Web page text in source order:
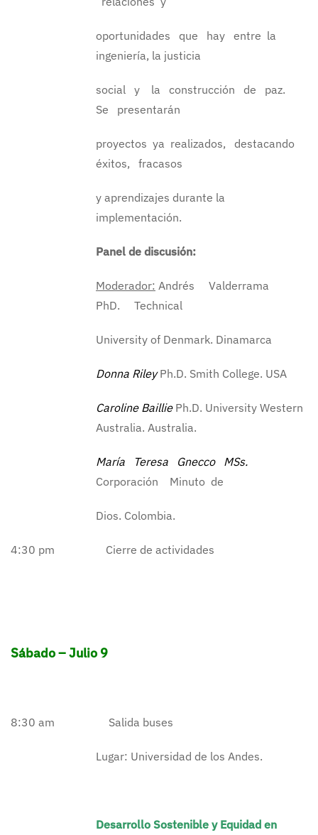
oportunidades que hay entre la
ingeniería, la justicia
social y la construcción de paz.
Se presentarán
proyectos ya realizados, destacando
éxitos, fracasos
y aprendizajes durante la
implementación.
Panel de discusión:
Moderador: Andrés Valderrama
PhD. Technical
University of Denmark. Dinamarca
Donna RileyPh.D. Smith College. USA
Caroline BailliePh.D. University Western
Australia. Australia.
María Teresa Gnecco MSs.
Corporación Minuto de
Dios. Colombia.
4:30 pm Cierre de actividades
Sábado – Julio 9
8:30 am Salida buses
Lugar: Universidad de los Andes.
Desarrollo Sostenible y Equidad en